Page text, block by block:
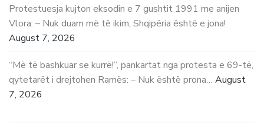
Protestuesja kujton eksodin e 7 gushtit 1991 me anijen
Vlora: – Nuk duam më të ikim, Shqipëria është e jona!
August 7, 2026
“Më të bashkuar se kurrë!”, pankartat nga protesta e 69-të,
qytetarët i drejtohen Ramës: – Nuk është prona… August
7, 2026